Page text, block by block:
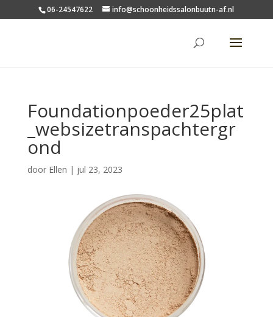
06-24547622 info@schoonheidssalonbuutn-af.nl
Foundationpoeder25plat
_websizetranspachtergr
ond
door Ellen | jul 23, 2023